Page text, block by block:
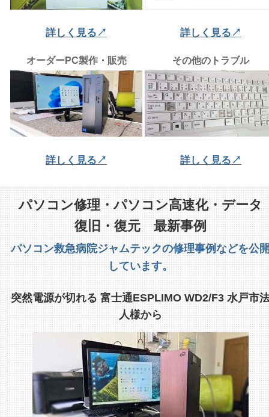
詳しく見る↗ 詳しく見る↗
オーダーPC製作・販売
詳しく見る↗
その他のトラブル
詳しく見る↗
パソコン修理・パソコン高速化・データ
復旧・復元 最新事例
パソコン救急病院ジャムテックの修理事例などを公
しています。
突然電源が切れる 富士通ESPLIMO WD2/F3 水戸市
人様から